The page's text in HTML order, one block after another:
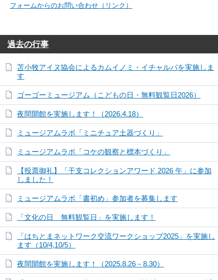
フォームからのお問い合わせ（リンク）
過去の行事
苫小牧アイヌ協会によるカムイノミ・イチャルパを実施しま
す
ゴーゴーミュージアム（こどもの日・無料観覧日2026）
夜間開館を実施します！（2026.4.18）
ミュージアムラボ「ミニチュア土器づくり」
ミュージアムラボ「コケの観察と標本づくり」
【投票御礼】「干支コレクションアワード 2026 午」に参加
しました！
ミュージアムラボ「書初め」参加者を募集します
「文化の日 無料観覧日」を実施します！
「はちとまネットワーク交流ワークショップ2025」を実施し
ます（10/4,10/5）
夜間開館を実施します！（2025.8.26－8.30）